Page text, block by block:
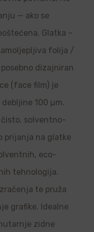
— ako se
Glatka –
folija /
dizajniran
(face film) je
100 µm.
solventno-
prijanja na glatke
eco-
tehnologija.
te pruža
grafike. Idealne
zidne